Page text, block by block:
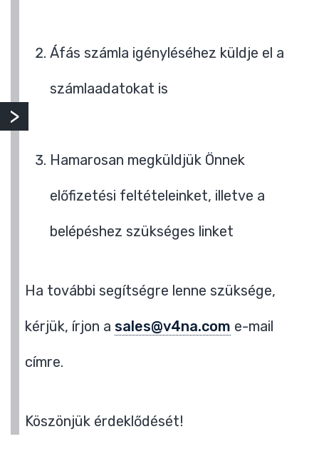
Áfás számla igényléséhez küldje el a
számlaadatokat is
Hamarosan megküldjük Önnek
előfizetési feltételeinket, illetve a
belépéshez szükséges linket
Ha további segítségre lenne szüksége,
kérjük, írjon a sales@v4na.com e-mail
címre.
Köszönjük érdeklődését!